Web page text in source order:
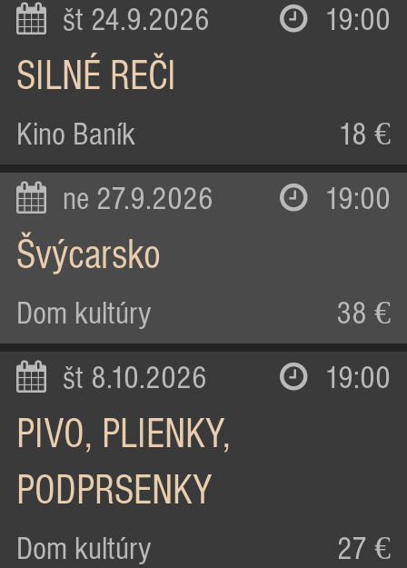
št 24.9.2026 19:00
SILNÉ REČI
Kino Baník 18 €
ne 27.9.2026 19:00
Švýcarsko
Dom kultúry 38 €
št 8.10.2026 19:00
PIVO, PLIENKY,
PODPRSENKY
Dom kultúry 27 €